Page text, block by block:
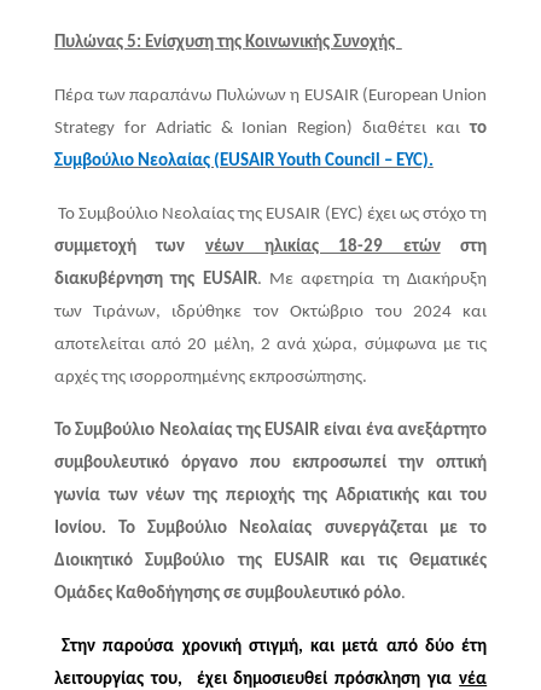
Πυλώνας 5: Ενίσχυση της Κοινωνικής Συνοχής
Πέρα των παραπάνω Πυλώνων η EUSAIR (European Union
Strategy for Adriatic & Ionian Region) διαθέτει καιτο
Συμβούλιο Νεολαίας (EUSAIR Youth Council – EYC).
Το Συμβούλιο Νεολαίας της EUSAIR (EYC) έχει ως στόχο τη
συμμετοχή των νέων ηλικίας 18-29 ετώνστη
διακυβέρνηση της EUSAIR. Με αφετηρία τη Διακήρυξη
των Τιράνων, ιδρύθηκε τον Οκτώβριο του 2024 και
αποτελείται από 20 μέλη, 2 ανά χώρα, σύμφωνα με τις
αρχές της ισορροπημένης εκπροσώπησης.
Το Συμβούλιο Νεολαίας της EUSAIR είναι ένα ανεξάρτητο
συμβουλευτικό όργανο που εκπροσωπεί την οπτική
γωνία των νέων της περιοχής της Αδριατικής και του
Ιονίου. Το Συμβούλιο Νεολαίας συνεργάζεται με το
Διοικητικό Συμβούλιο της EUSAIR και τις Θεματικές
Ομάδες Καθοδήγησης σε συμβουλευτικό ρόλο.
Στην παρούσα χρονική στιγμή, και μετά από δύο έτη
λειτουργίας του, έχει δημοσιευθεί πρόσκληση γιανέα